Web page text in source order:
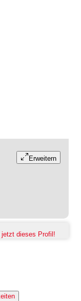
Erweitern
jetzt dieses Profil!